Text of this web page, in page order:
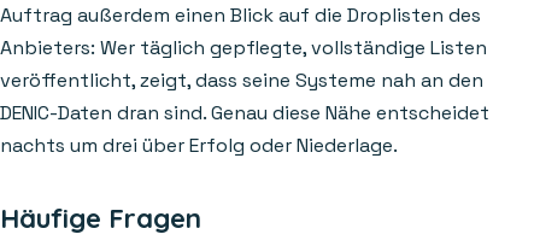
Auftrag außerdem einen Blick auf die Droplisten des
Anbieters: Wer täglich gepflegte, vollständige Listen
veröffentlicht, zeigt, dass seine Systeme nah an den
DENIC-Daten dran sind. Genau diese Nähe entscheidet
nachts um drei über Erfolg oder Niederlage.
Häufige Fragen